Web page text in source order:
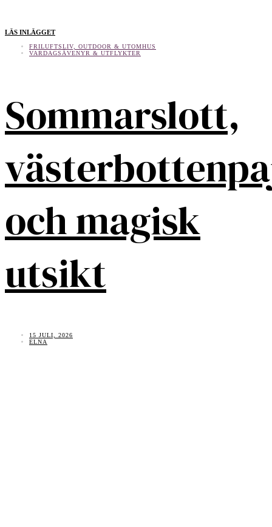
LÄS INLÄGGET
FRILUFTSLIV, OUTDOOR & UTOMHUS
VARDAGSÄVENYR & UTFLYKTER
Sommarslott,
och magisk
utsikt
15 JULI, 2026
ELNA